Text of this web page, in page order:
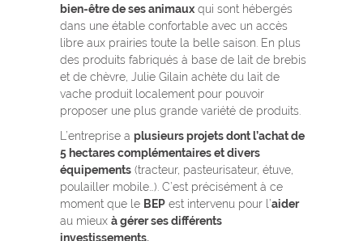
bien-être de ses animaux qui sont hébergés
dans une étable confortable avec un accès
libre aux prairies toute la belle saison. En plus
des produits fabriqués à base de lait de brebis
et de chèvre, Julie Gilain achète du lait de
vache produit localement pour pouvoir
proposer une plus grande variété de produits.
L’entreprise a plusieurs projets dont l’achat de
5 hectares complémentaires et divers
équipements (tracteur, pasteurisateur, étuve,
poulailler mobile…). C’est précisément à ce
moment que le BEP est intervenu pour l’aider
au mieux à gérer ses différents
investissements.